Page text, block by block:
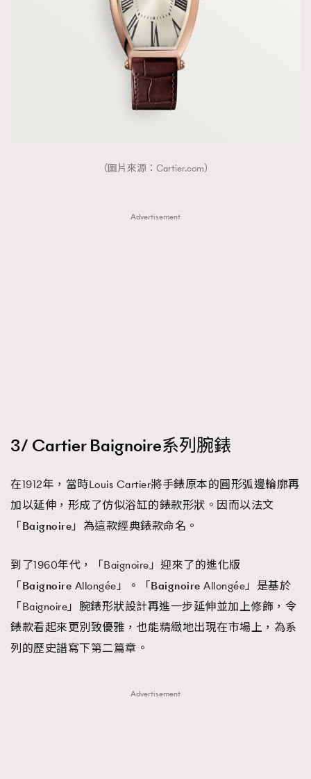
（圖片來源：Cartier.com）
Advertisement
3/ Cartier Baignoire系列腕錶
在1912年，當時Louis Cartier將手錶原本的圓形弧邊輪廓再
加以延伸，形成了仿似浴缸的錶款形狀。因而以法文
「Baignoire」為這款經典錶款命名。
到了1960年代，「Baignoire」迎來了的進化版
「Baignoire Allongée」。「Baignoire Allongée」是基於
「Baignoire」腕錶形狀設計再進一步延伸並加上修飾，令
錶款看起來更別致優雅，也能精緻地出現在市場上，為系
列的歷史譜寫下第二篇章。
Advertisement